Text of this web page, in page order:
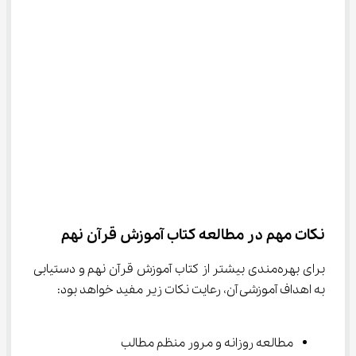
نکات مهم در مطالعه کتاب آموزش قرآن نهم
برای بهره‌مندی بیشتر از کتاب آموزش قرآن نهم و دستیابی
به اهداف آموزشی آن، رعایت نکات زیر مفید خواهد بود:
مطالعه روزانه و مرور منظم مطالب